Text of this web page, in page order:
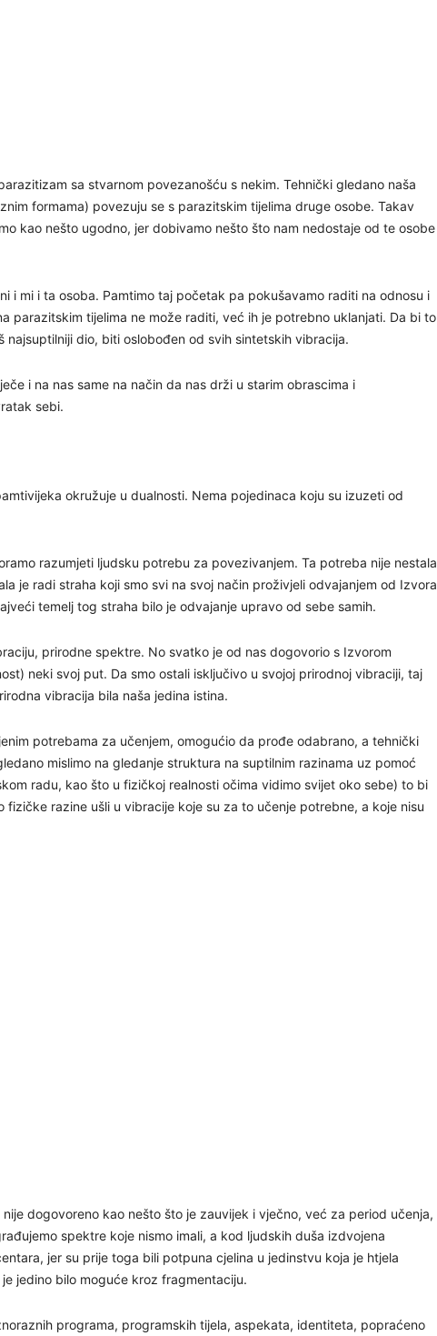
sa stvarnom povezanošću s nekim. Tehnički gledano naša
formama) povezuju se s parazitskim tijelima druge osobe. Takav
kao nešto ugodno, jer dobivamo nešto što nam nedostaje od te osobe
i mi i ta osoba. Pamtimo taj početak pa pokušavamo raditi na odnosu i
parazitskim tijelima ne može raditi, već ih je potrebno uklanjati. Da bi to
najsuptilniji dio, biti oslobođen od svih sintetskih vibracija.
i na nas same na način da nas drži u starim obrascima i
sebi.
okružuje u dualnosti. Nema pojedinaca koju su izuzeti od
razumjeti ljudsku potrebu za povezivanjem. Ta potreba nije nestala
je radi straha koji smo svi na svoj način proživjeli odvajanjem od Izvora
temelj tog straha bilo je odvajanje upravo od sebe samih.
prirodne spektre. No svatko je od nas dogovorio s Izvorom
neki svoj put. Da smo ostali isključivo u svojoj prirodnoj vibraciji, taj
vibracija bila naša jedina istina.
potrebama za učenjem, omogućio da prođe odabrano, a tehnički
mislimo na gledanje struktura na suptilnim razinama uz pomoć
radu, kao što u fizičkoj realnosti očima vidimo svijet oko sebe) to bi
fizičke razine ušli u vibracije koje su za to učenje potrebne, a koje nisu
dogovoreno kao nešto što je zauvijek i vječno, već za period učenja,
spektre koje nismo imali, a kod ljudskih duša izdvojena
jer su prije toga bili potpuna cjelina u jedinstvu koja je htjela
jedino bilo moguće kroz fragmentaciju.
programa, programskih tijela, aspekata, identiteta, popraćeno